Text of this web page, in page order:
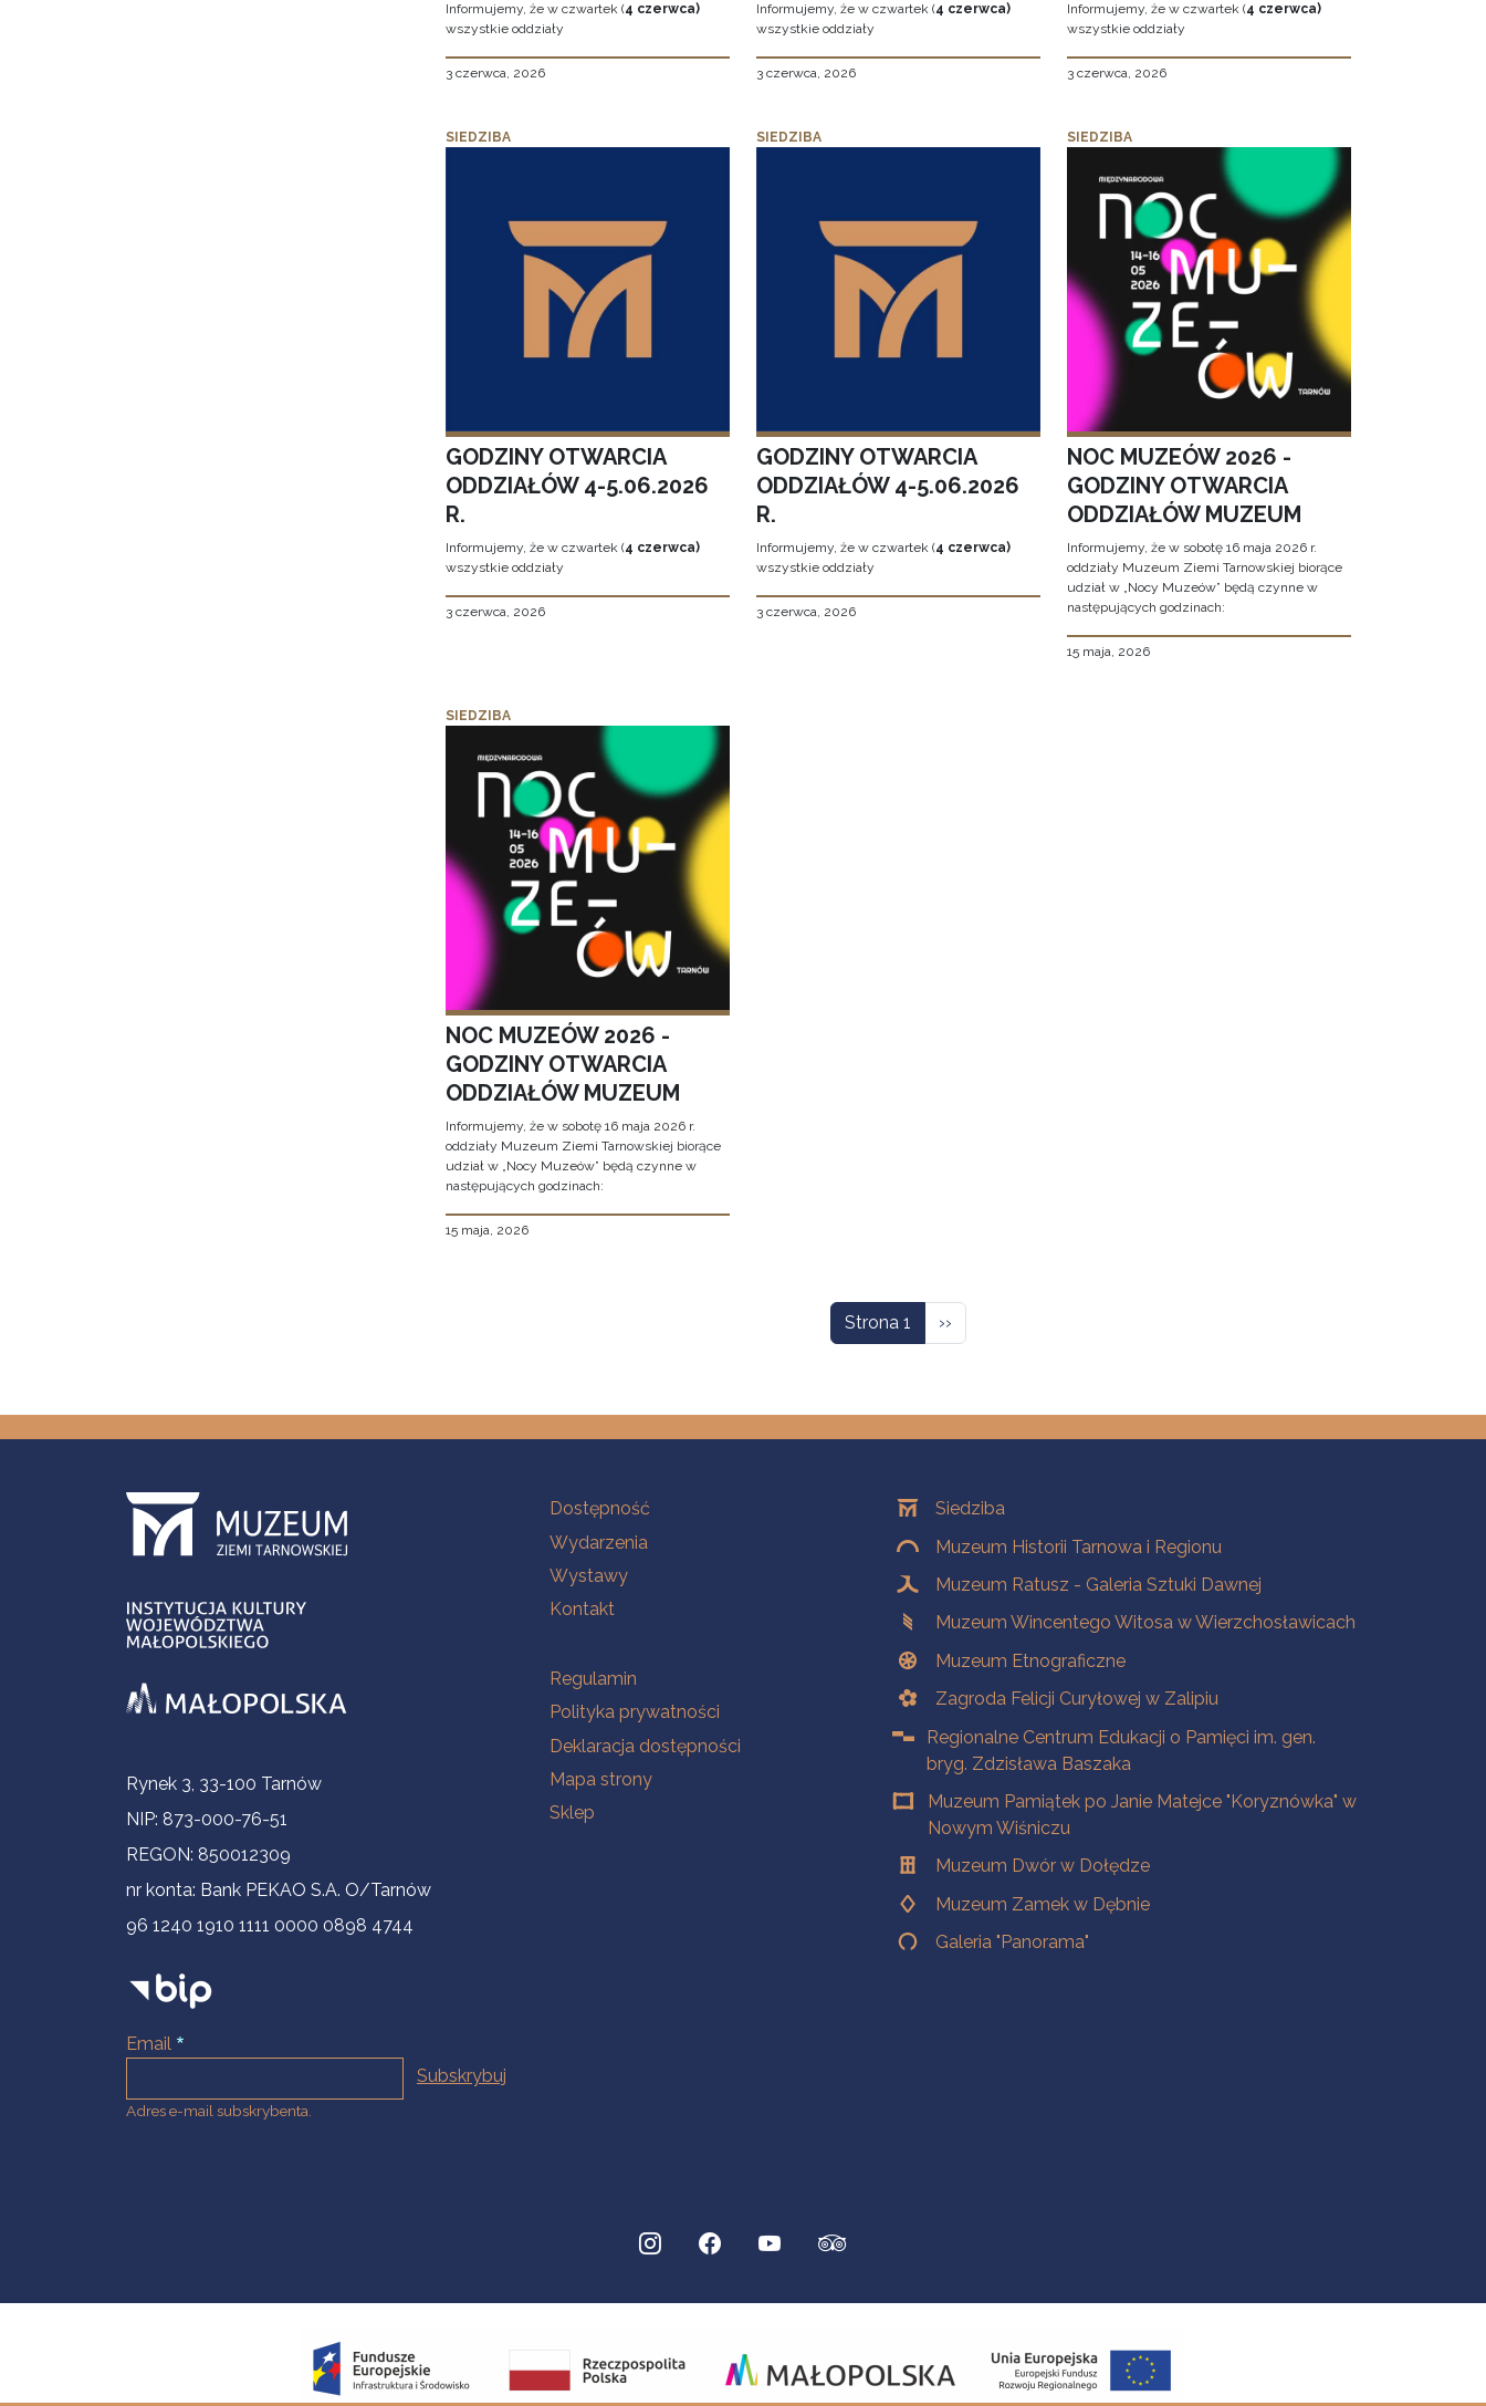
Informujemy, że w czwartek (4 czerwca)
wszystkie oddziały
3 czerwca, 2026
Informujemy, że w czwartek (4 czerwca)
wszystkie oddziały
3 czerwca, 2026
Informujemy, że w czwartek (4 czerwca)
wszystkie oddziały
3 czerwca, 2026
SIEDZIBA
GODZINY OTWARCIA
ODDZIAŁÓW 4-5.06.2026
R.
Informujemy, że w czwartek (4 czerwca)
wszystkie oddziały
3 czerwca, 2026
SIEDZIBA
GODZINY OTWARCIA
ODDZIAŁÓW 4-5.06.2026
R.
Informujemy, że w czwartek (4 czerwca)
wszystkie oddziały
3 czerwca, 2026
SIEDZIBA
NOC MUZEÓW 2026 -
GODZINY OTWARCIA
ODDZIAŁÓW MUZEUM
Informujemy, że w sobotę 16 maja 2026 r.
oddziały Muzeum Ziemi Tarnowskiej biorące
udział w „Nocy Muzeów” będą czynne w
następujących godzinach:
15 maja, 2026
SIEDZIBA
NOC MUZEÓW 2026 -
GODZINY OTWARCIA
ODDZIAŁÓW MUZEUM
Informujemy, że w sobotę 16 maja 2026 r.
oddziały Muzeum Ziemi Tarnowskiej biorące
udział w „Nocy Muzeów” będą czynne w
następujących godzinach:
15 maja, 2026
Strona 1 Następna strona
››
Informacje kontaktowe
Rynek 3, 33-100 Tarnów
NIP: 873-000-76-51
REGON: 850012309
nr konta: Bank PEKAO S.A. O/Tarnów
96 1240 1910 1111 0000 0898 4744
Email
Adres e-mail subskrybenta.
Na skróty
Dostępność
Wydarzenia
Wystawy
Kontakt
Na skróty
Regulamin
Polityka prywatności
Deklaracja dostępności
Mapa strony
Sklep
OddziałySiedziba
Muzeum Historii Tarnowa i Regionu
Muzeum Ratusz - Galeria Sztuki Dawnej
Muzeum Wincentego Witosa w Wierzchosławicach
Muzeum Etnograficzne
Zagroda Felicji Curyłowej w Zalipiu
Regionalne Centrum Edukacji o Pamięci im. gen.
bryg. Zdzisława Baszaka
Muzeum Pamiątek po Janie Matejce "Koryznówka" w
Nowym Wiśniczu
Muzeum Dwór w Dołędze
Muzeum Zamek w Dębnie
Galeria "Panorama"